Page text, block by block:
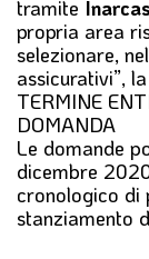
tramite
propria area
selezionare,
assicurativi”,
TERMINE
DOMANDA
Le domande
dicembre
cronologico di
stanziamento